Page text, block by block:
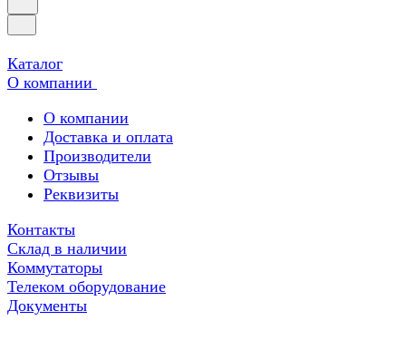
Каталог
О компании
О компании
Доставка и оплата
Производители
Отзывы
Реквизиты
Контакты
Склад в наличии
Коммутаторы
Телеком оборудование
Документы